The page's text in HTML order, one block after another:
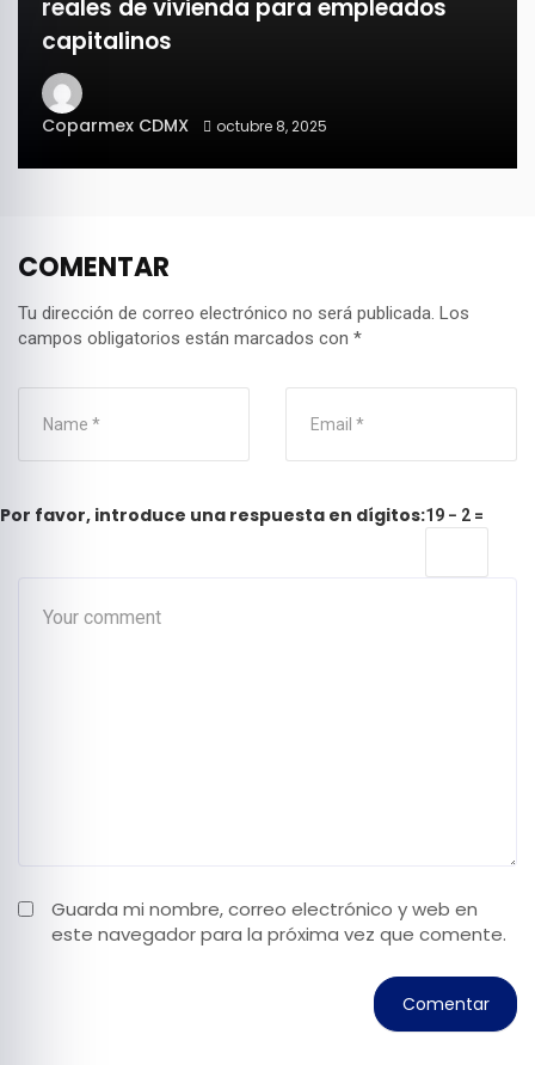
reales de vivienda para empleados
capitalinos
Coparmex CDMX octubre 8, 2025
COMENTAR
Tu dirección de correo electrónico no será publicada. Los
campos obligatorios están marcados con *
Guarda mi nombre, correo electrónico y web en
este navegador para la próxima vez que comente.
Por favor, introduce una respuesta en dígitos:19 − 2 =